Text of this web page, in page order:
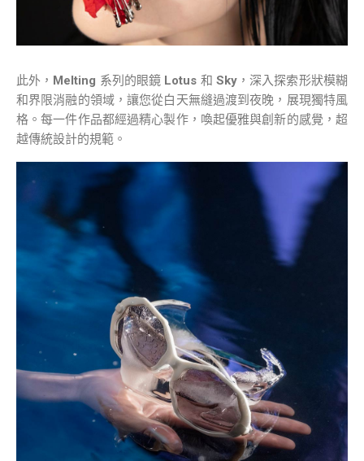
此外， Melting 系列的眼鏡 Lotus 和 Sky，深入探索形狀模糊
和界限消融的領域，讓您從白天無縫過渡到夜晚，展現獨特風
格。每一件作品都經過精心製作，喚起優雅與創新的感覺，超
越傳統設計的規範。